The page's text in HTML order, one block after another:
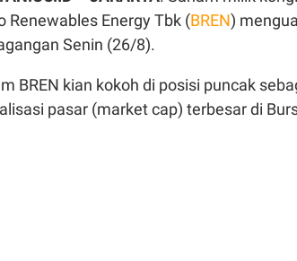
Renewables Energy Tbk (BREN)
Senin (26/8).
BREN kian kokoh di posisi puncak
pasar (market cap) terbesar di